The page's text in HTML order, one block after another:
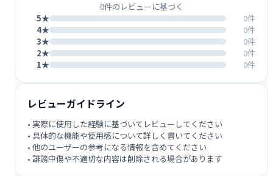
0件のレビューに基づく
5★
0件
4★
0件
3★
0件
2★
0件
1★
0件
レビューガイドライン
• 実際に使用した経験に基づいてレビューしてください
• 具体的な機能や使用感について詳しく書いてください
• 他のユーザーの参考になる情報を含めてください
• 誹謗中傷や不適切な内容は削除される場合があります